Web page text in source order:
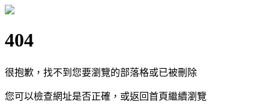
404
很抱歉，找不到您要瀏覽的部落格或已被刪除
您可以檢查網址是否正確，或返回首頁繼續瀏覽